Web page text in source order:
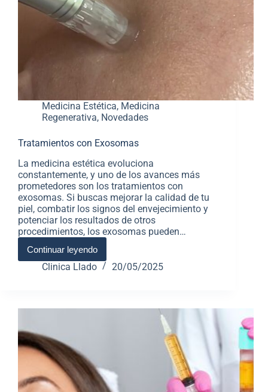
Medicina Estética, Medicina
Regenerativa, Novedades
Tratamientos con Exosomas
La medicina estética evoluciona
constantemente, y uno de los avances más
prometedores son los tratamientos con
exosomas. Si buscas mejorar la calidad de tu
piel, combatir los signos del envejecimiento y
potenciar los resultados de otros
procedimientos, los exosomas pueden…
Continuar leyendo
Clinica Llado 20/05/2025